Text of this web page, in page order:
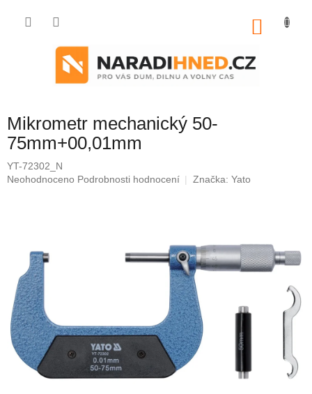
Mikrometr mechanický 50-
75mm+00,01mm
YT-72302_N
Průměrné
hvězdiček.
Neohodnoceno Podrobnosti hodnocení Značka: Yato